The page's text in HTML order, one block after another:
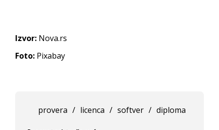
Izvor: Nova.rs
Foto: Pixabay
provera / licenca / softver / diploma